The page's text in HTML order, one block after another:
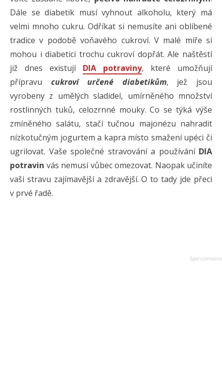
Dále se diabetik musí vyhnout alkoholu, který má
velmi mnoho cukru. Odříkat si nemusíte ani oblíbené
tradice v podobě voňavého cukroví. V malé míře si
mohou i diabetici trochu cukroví dopřát. Ale naštěstí
již dnes existují DIA potraviny, které umožňují
přípravu cukroví určené diabetikům, jež jsou
vyrobeny z umělých sladidel, umírněného množství
rostlinných tuků, celozrnné mouky. Co se týká výše
zmíněného salátu, stačí tučnou majonézu nahradit
nízkotučným jogurtem a kapra místo smažení upéci či
ugrilovat. Vaše společné stravování a používání DIA
potravin vás nemusí vůbec omezovat. Naopak učiníte
vaši stravu zajímavější a zdravější. O to tady jde přeci
v prvé řadě.